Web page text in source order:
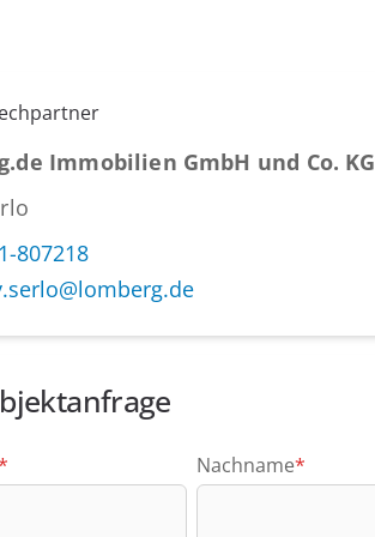
Immobilien GmbH und Co. KG
807218
Nachname*